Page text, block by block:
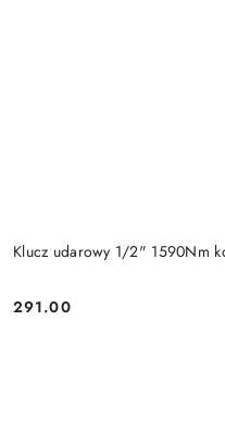
Klucz udarowy 1/2" 1590Nm
Cena:
291.00